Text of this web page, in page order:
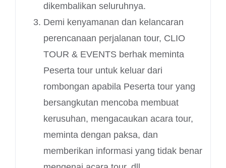
dikembalikan seluruhnya.
Demi kenyamanan dan kelancaran
perencanaan perjalanan tour, CLIO
TOUR & EVENTS berhak meminta
Peserta tour untuk keluar dari
rombongan apabila Peserta tour yang
bersangkutan mencoba membuat
kerusuhan, mengacaukan acara tour,
meminta dengan paksa, dan
memberikan informasi yang tidak benar